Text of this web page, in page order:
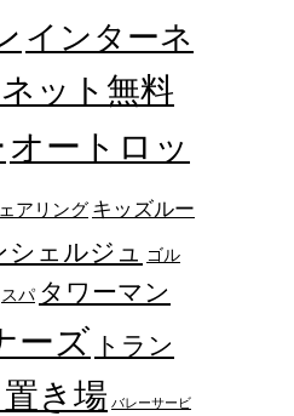
インターネ
ット無料
オートロッ
アリング キッズルー
シェルジュ
ゴル
スパ タワーマン
ーズ トラン
き場 バレーサービ